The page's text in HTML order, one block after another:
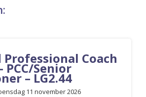
Coach
PCC/Senior
– LG2.44
11 november 2026